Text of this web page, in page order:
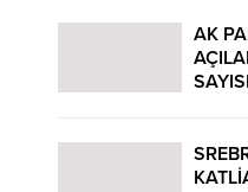
AK
SAYISI